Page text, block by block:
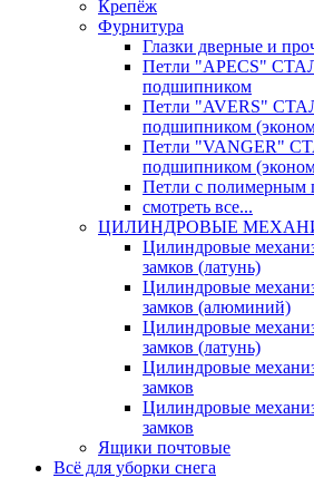
Крепёж
Фурнитура
Глазки дверные и
Петли "APECS"
подшипником
Петли "AVERS"
подшипником
Петли "VANGER"
подшипником
Петли с полимерным
смотреть все...
ЦИЛИНДРОВЫЕ
Цилиндровые
замков (латунь)
Цилиндровые
замков (алюминий)
Цилиндровые
замков (латунь)
Цилиндровые
замков
Цилиндровые
замков
Ящики почтовые
Всё для уборки снега